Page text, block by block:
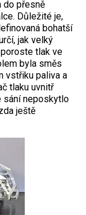
do přesně
Důležité je,
bohatší
jak velký
tlak ve
byla směs
vstřiku paliva a
tlaku uvnitř
sání neposkytlo
ještě